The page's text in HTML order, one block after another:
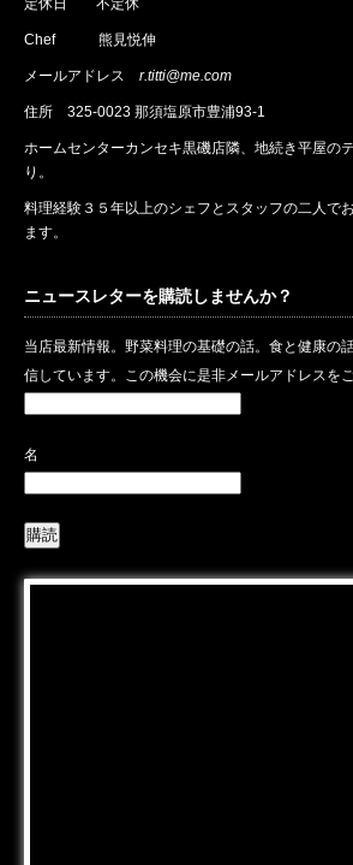
定休日 不定休
Chef 熊見悦伸
メールアドレス r.titti@me.com
住所 325-0023 那須塩原市豊浦93-1
ホームセンターカンセキ黒磯店隣、地続き平屋の
り。
料理経験３５年以上のシェフとスタッフの二人で
ます。
ニュースレターを購読しませんか？
当店最新情報。野菜料理の基礎の話。食と健康の
信しています。この機会に是非メールアドレスを
名